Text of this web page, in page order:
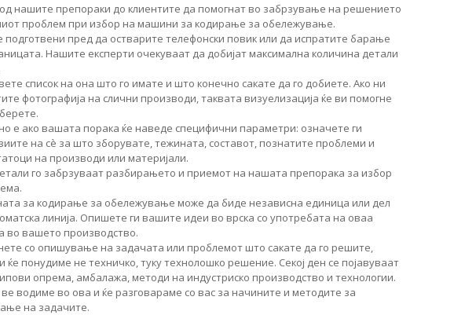
нашите препораки до клиентите да помогнат во забрзување на решението
проблем при избор на машини за кодирање за обележување.
подготвени пред да остварите телефонски повик или да испратите барање
Нашите експерти очекуваат да добијат максимална количина детали
список на она што го имате и што конечно сакате да го добиете. Ако ни
фотографија на слични производи, таквата визуелизација ќе ви помогне
е ако вашата порака ќе наведе специфични параметри: означете ги
на сè за што зборувате, тежината, составот, познатите проблеми и
на производи или материјали.
го забрзуваат разбирањето и приемот на нашата препорака за избор
за кодирање за обележување може да биде независна единица или дел
линија. Опишете ги вашите идеи во врска со употребата на оваа
во вашето производство.
со опишување на задачата или проблемот што сакате да го решите,
ќе понудиме не техничко, туку технолошко решение. Секој ден се појавуваат
опрема, амбалажа, методи на индустриско производство и технологии.
водиме во ова и ќе разговараме со вас за начините и методите за
на задачите.